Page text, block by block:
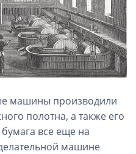
машины производили
полотна, а также его
все еще на
машине